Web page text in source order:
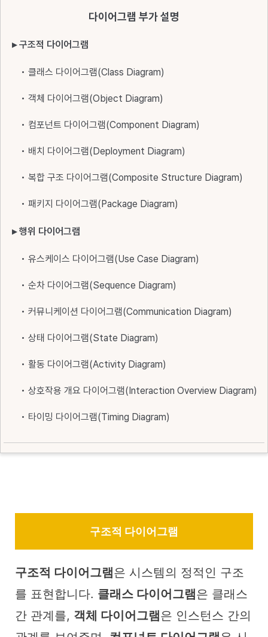
다이어그램 부가 설명
▸ 구조적 다이어그램
• 클래스 다이어그램(Class Diagram)
• 객체 다이어그램(Object Diagram)
• 컴포넌트 다이어그램(Component Diagram)
• 배치 다이어그램(Deployment Diagram)
• 복합 구조 다이어그램(Composite Structure Diagram)
• 패키지 다이어그램(Package Diagram)
▸ 행위 다이어그램
• 유스케이스 다이어그램(Use Case Diagram)
• 순차 다이어그램(Sequence Diagram)
• 커뮤니케이션 다이어그램(Communication Diagram)
• 상태 다이어그램(State Diagram)
• 활동 다이어그램(Activity Diagram)
• 상호작용 개요 다이어그램(Interaction Overview Diagram)
• 타이밍 다이어그램(Timing Diagram)
구조적 다이어그램
구조적 다이어그램은 시스템의 정적인 구조
를 표현합니다. 클래스 다이어그램은 클래스
간 관계를, 객체 다이어그램은 인스턴스 간의